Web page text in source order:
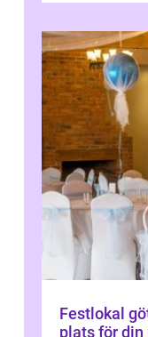
Festlokal göteborg så
plats för